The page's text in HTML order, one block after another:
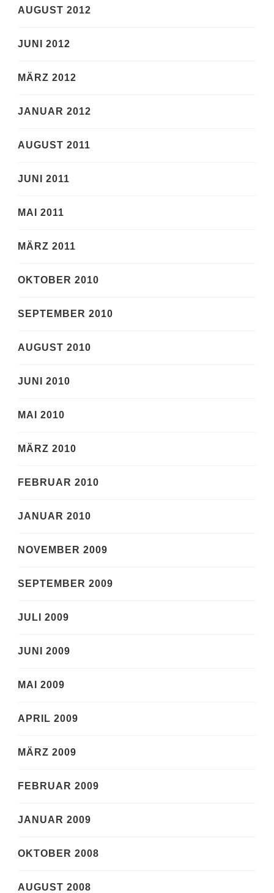
AUGUST 2012
JUNI 2012
MÄRZ 2012
JANUAR 2012
AUGUST 2011
JUNI 2011
MAI 2011
MÄRZ 2011
OKTOBER 2010
SEPTEMBER 2010
AUGUST 2010
JUNI 2010
MAI 2010
MÄRZ 2010
FEBRUAR 2010
JANUAR 2010
NOVEMBER 2009
SEPTEMBER 2009
JULI 2009
JUNI 2009
MAI 2009
APRIL 2009
MÄRZ 2009
FEBRUAR 2009
JANUAR 2009
OKTOBER 2008
AUGUST 2008